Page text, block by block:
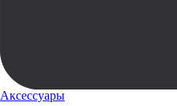
Аксессуары